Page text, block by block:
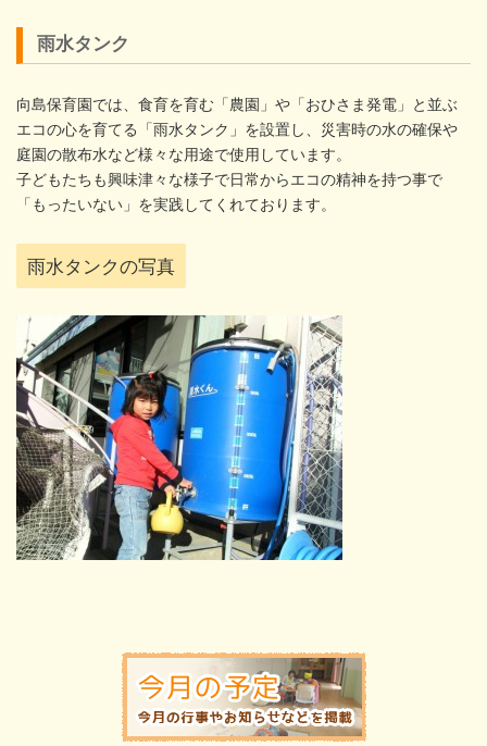
雨水タンク
向島保育園では、食育を育む「農園」や「おひさま発電」と並ぶ
エコの心を育てる「雨水タンク」を設置し、災害時の水の確保や
庭園の散布水など様々な用途で使用しています。
子どもたちも興味津々な様子で日常からエコの精神を持つ事で
「もったいない」を実践してくれております。
雨水タンクの写真